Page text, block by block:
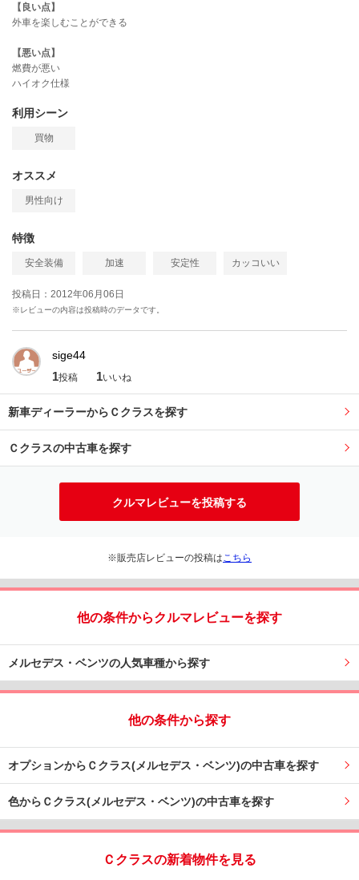
【良い点】
外車を楽しむことができる
【悪い点】
燃費が悪い
ハイオク仕様
利用シーン
買物
オススメ
男性向け
特徴
安全装備 加速 安定性 カッコいい
投稿日：2012年06月06日
※レビューの内容は投稿時のデータです。
sige44
1投稿 1いいね
新車ディーラーからＣクラスを探す
Ｃクラスの中古車を探す
クルマレビューを投稿する
※販売店レビューの投稿は こちら
他の条件からクルマレビューを探す
メルセデス・ベンツの人気車種から探す
他の条件から探す
オプションからＣクラス(メルセデス・ベンツ)の中古車を探す
色からＣクラス(メルセデス・ベンツ)の中古車を探す
Ｃクラスの新着物件を見る